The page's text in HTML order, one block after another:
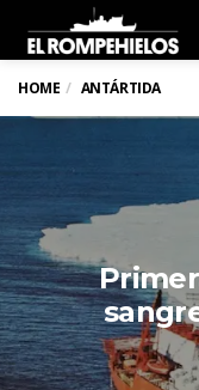
HOME ANTÁRTIDA